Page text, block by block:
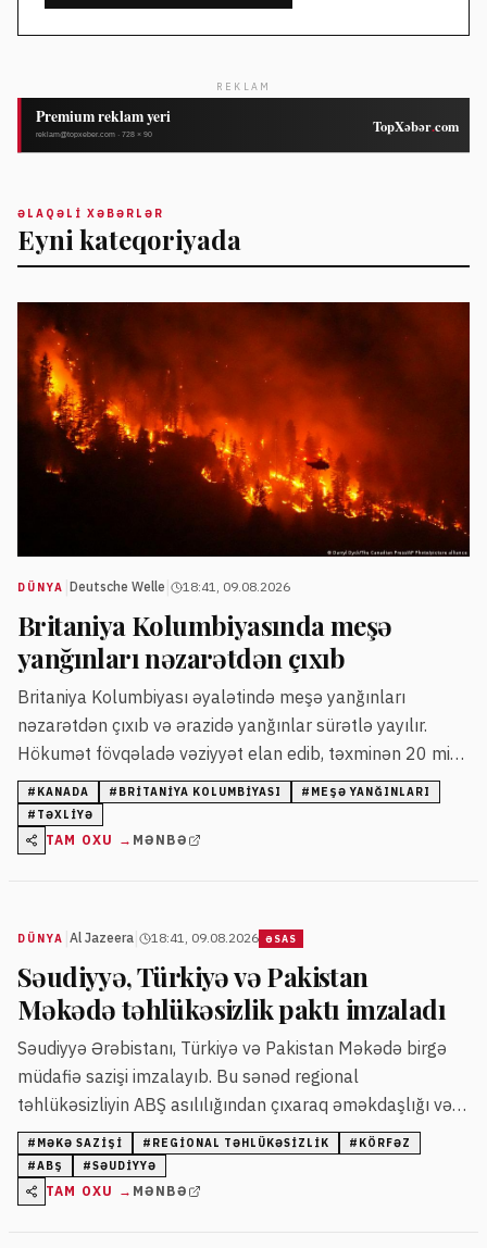
REKLAM
ƏLAQƏLI XƏBƏRLƏR
Eyni kateqoriyada
DÜNYA Deutsche Welle 18:41, 09.08.2026
Britaniya Kolumbiyasında meşə
yanğınları nəzarətdən çıxıb
Britaniya Kolumbiyası əyalətində meşə yanğınları
nəzarətdən çıxıb və ərazidə yanğınlar sürətlə yayılır.
Hökumət fövqəladə vəziyyət elan edib, təxminən 20 min
nəfər təxliyə olunub.
# KANADA # BRITANIYA KOLUMBIYASI # MEŞƏ YANĞINLARI
# TƏXLIYƏ
TAM OXU → MƏNBƏ
DÜNYA Al Jazeera 18:41, 09.08.2026 ƏSAS
Səudiyyə, Türkiyə və Pakistan
Məkədə təhlükəsizlik paktı imzaladı
Səudiyyə Ərəbistanı, Türkiyə və Pakistan Məkədə birgə
müdafiə sazişi imzalayıb. Bu sənəd regional
təhlükəsizliyin ABŞ asılılığından çıxaraq əməkdaşlığı və
müdafiə imkanlarının paylaşılmasını artırmaq
niyyətindədir.
# MƏKƏ SAZIŞI # REGIONAL TƏHLÜKƏSIZLIK # KÖRFƏZ
#ABŞ #SƏUDIYYƏ
TAM OXU → MƏNBƏ